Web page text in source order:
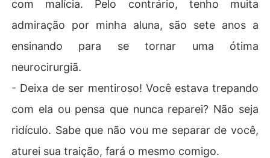
com malícia. Pelo contrário, tenho muita
admiração por minha aluna, são sete anos a
ensinando para se tornar uma ótima
neurocirurgiã.
- Deixa de ser mentiroso! Você estava trepando
com ela ou pensa que nunca reparei? Não seja
ridículo. Sabe que não vou me separar de você,
aturei sua traição, fará o mesmo comigo.